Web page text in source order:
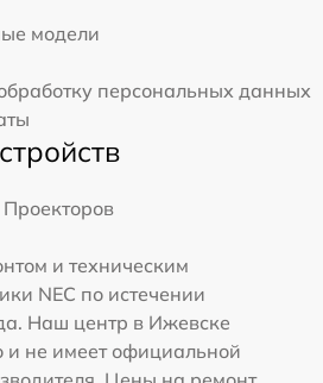
модели
персональных данных
Проекторов
и техническим
NEC по истечении
Наш центр в Ижевске
и не имеет официальной